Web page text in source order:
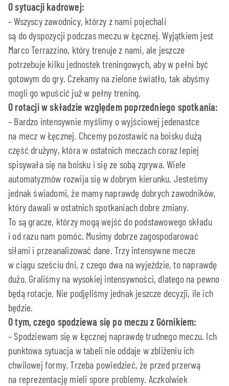
O sytuacji kadrowej:
– Wszyscy zawodnicy, którzy z nami pojechali
są do dyspozycji podczas meczu w Łęcznej. Wyjątkiem jest
Marco Terrazzino, który trenuje z nami, ale jeszcze
potrzebuje kilku jednostek treningowych, aby w pełni być
gotowym do gry. Czekamy na zielone światło, tak abyśmy
mogli go wpuścić już w pełny trening.
O rotacji w składzie względem poprzedniego spotkania:
– Bardzo intensywnie myślimy o wyjściowej jedenastce
na mecz w Łęcznej. Chcemy pozostawić na boisku dużą
część drużyny, która w ostatnich meczach coraz lepiej
spisywała się na boisku i się ze sobą zgrywa. Wiele
automatyzmów rozwija się w dobrym kierunku. Jesteśmy
jednak świadomi, że mamy naprawdę dobrych zawodników,
który dawali w ostatnich spotkaniach dobre zmiany.
To są gracze, którzy mogą wejść do podstawowego składu
i od razu nam pomóc. Musimy dobrze zagospodarować
siłami i przeanalizować dane. Trzy intensywne mecze
w ciągu sześciu dni, z czego dwa na wyjeździe, to naprawdę
dużo. Graliśmy na wysokiej intensywności, dlatego na pewno
będą rotacje. Nie podjęliśmy jednak jeszcze decyzji, ile ich
będzie.
O tym, czego spodziewa się po meczu z Górnikiem:
– Spodziewam się w Łęcznej naprawdę trudnego meczu. Ich
punktowa sytuacja w tabeli nie oddaje w zbliżeniu ich
chwilowej formy. Trzeba powiedzieć, że przed przerwą
na reprezentację mieli spore problemy. Aczkolwiek